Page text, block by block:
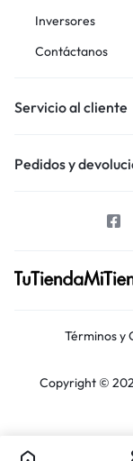
Inversores
Contáctanos
Servicio al cliente
Pedidos y
Términos y
Copyright ©